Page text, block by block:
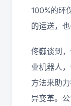
100%的环
的运送，
佟巍谈到
业机器人
方法来助
异变革。